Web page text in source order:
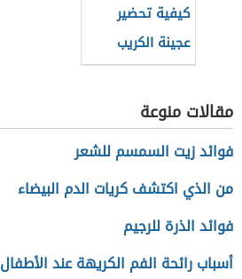
كيفية تحضير
عجينة الكريب
مقالات منوعة
فوائد زيت السمسم للشعر
من الذي اكتشف كريات الدم البيضاء
فوائد الذرة للرجيم
أسباب رائحة الفم الكريهة عند الأطفال